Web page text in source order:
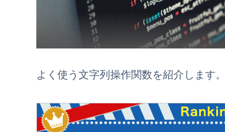
よく使う文字列操作関数を紹介します。